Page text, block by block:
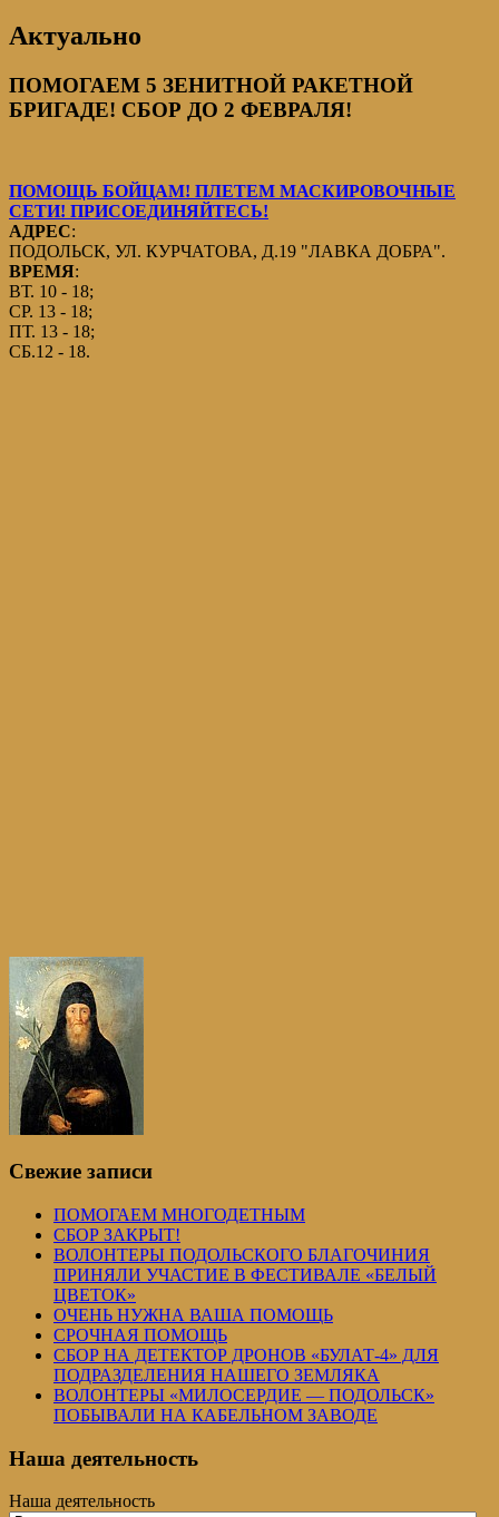
Актуально
ПОМОГАЕМ 5 ЗЕНИТНОЙ РАКЕТНОЙ
БРИГАДЕ! СБОР ДО 2 ФЕВРАЛЯ!
ПОМОЩЬ БОЙЦАМ! ПЛЕТЕМ МАСКИРОВОЧНЫЕ
СЕТИ! ПРИСОЕДИНЯЙТЕСЬ!
АДРЕС:
ПОДОЛЬСК, УЛ. КУРЧАТОВА, Д.19 "ЛАВКА ДОБРА".
ВРЕМЯ:
ВТ. 10 - 18;
СР. 13 - 18;
ПТ. 13 - 18;
СБ.12 - 18.
Свежие записи
ПОМОГАЕМ МНОГОДЕТНЫМ
СБОР ЗАКРЫТ!
ВОЛОНТЕРЫ ПОДОЛЬСКОГО БЛАГОЧИНИЯ
ПРИНЯЛИ УЧАСТИЕ В ФЕСТИВАЛЕ «БЕЛЫЙ
ЦВЕТОК»
ОЧЕНЬ НУЖНА ВАША ПОМОЩЬ
СРОЧНАЯ ПОМОЩЬ
СБОР НА ДЕТЕКТОР ДРОНОВ «БУЛАТ-4» ДЛЯ
ПОДРАЗДЕЛЕНИЯ НАШЕГО ЗЕМЛЯКА
ВОЛОНТЕРЫ «МИЛОСЕРДИЕ — ПОДОЛЬСК»
ПОБЫВАЛИ НА КАБЕЛЬНОМ ЗАВОДЕ
Наша деятельность
Наша деятельность